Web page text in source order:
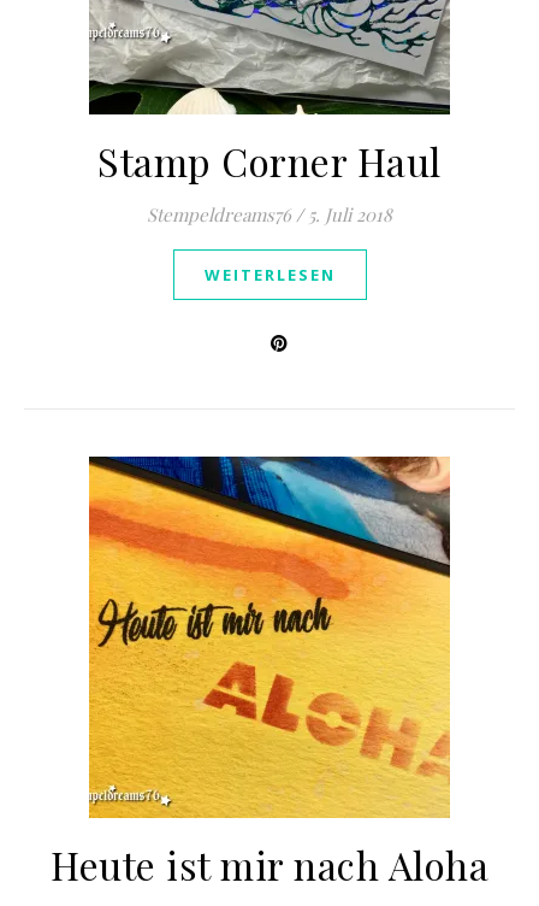
Stamp Corner Haul
Stempeldreams76 / 5. Juli 2018
WEITERLESEN
Heute ist mir nach Aloha